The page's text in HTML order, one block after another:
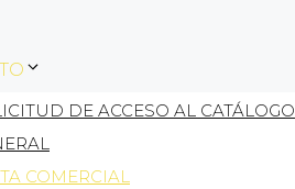
DE ACCESO AL CATÁLOGO
COMERCIAL